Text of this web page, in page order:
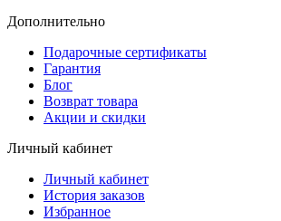
Дополнительно
Подарочные сертификаты
Гарантия
Блог
Возврат товара
Акции и скидки
Личный кабинет
Личный кабинет
История заказов
Избранное